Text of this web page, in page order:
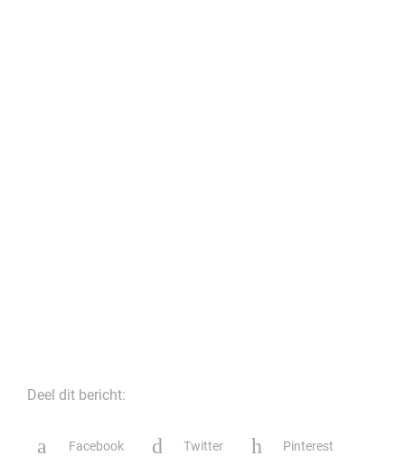
Deel dit bericht:
Facebook Twitter Pinterest